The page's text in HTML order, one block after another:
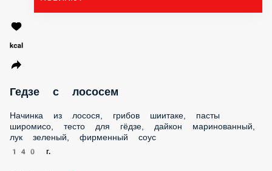
Гедзе с говядиной
специями, шичими, тесто для гёдзе, лук зеленый, кунжут
650 ₽